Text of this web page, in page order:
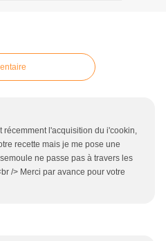
récemment l'acquisition du i'cookin,
recette mais je me pose une
ne passe pas à travers les
/> Merci par avance pour votre